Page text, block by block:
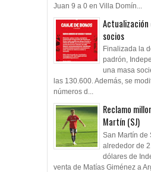
Juan 9 a 0 en Villa Domín...
Actualización
socios
Finalizada la
padrón,
una masa
las 130.600. Además, se
números d...
Reclamo
Martín (SJ)
San Martín de
alrededor de
dólares de
venta de Matías Giménez a